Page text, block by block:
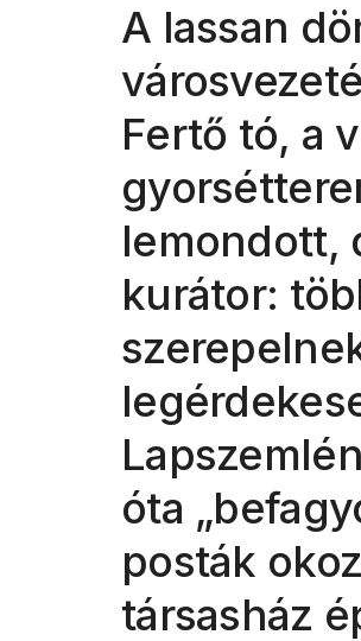
A lassan
Fertő tó, a
lemondott,
kurátor:
óta
posták
társasház